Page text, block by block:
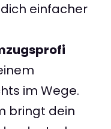
dich einfacher
im Wege.
bringt dein